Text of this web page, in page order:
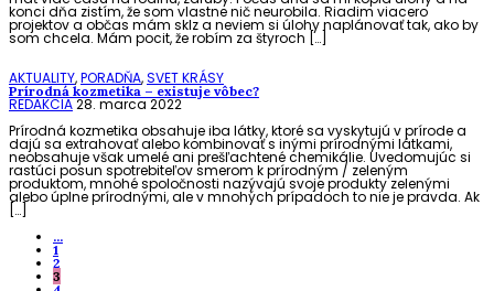
konci dňa zistím, že som vlastne nič neurobila. Riadim viacero
projektov a občas mám sklz a neviem si úlohy naplánovať tak, ako by
som chcela. Mám pocit, že robím za štyroch […]
AKTUALITY,PORADŇA,SVET KRÁSY
Prírodná kozmetika – existuje vôbec?
REDAKCIA28. marca 2022
Prírodná kozmetika obsahuje iba látky, ktoré sa vyskytujú v prírode a
dajú sa extrahovať alebo kombinovať s inými prírodnými látkami,
neobsahuje však umelé ani prešľachtené chemikálie. Uvedomujúc si
rastúci posun spotrebiteľov smerom k prírodným / zeleným
produktom, mnohé spoločnosti nazývajú svoje produkty zelenými
alebo úplne prírodnými, ale v mnohých prípadoch to nie je pravda. Ak
[…]
...
1
2
3